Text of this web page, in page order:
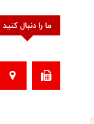
ما را دنبال کنید